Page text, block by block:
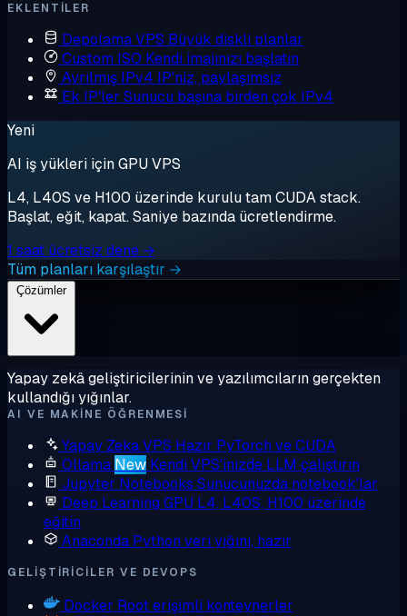
EKLENTILER
Depolama VPS Büyük diskli planlar
Custom ISO Kendi imajınızı başlatın
Ayrılmış IPv4 IP'niz, paylaşımsız
Ek IP'ler Sunucu başına birden çok IPv4
Yeni
AI iş yükleri için GPU VPS
L4, L40S ve H100 üzerinde kurulu tam CUDA stack.
Başlat, eğit, kapat. Saniye bazında ücretlendirme.
1 saat ücretsiz dene →
Tüm planları karşılaştır →
Çözümler
Yapay zekâ geliştiricilerinin ve yazılımcıların gerçekten
kullandığı yığınlar.
AI VE MAKINE ÖĞRENMESI
Yapay Zeka VPS Hazır PyTorch ve CUDA
Ollama New Kendi VPS'inizde LLM çalıştırın
Jupyter Notebooks Sunucunuzda notebook'lar
Deep Learning GPU L4, L40S, H100 üzerinde
eğitin
Anaconda Python veri yığını, hazır
GELIŞTIRICILER VE DEVOPS
Docker Root erişimli konteynerler